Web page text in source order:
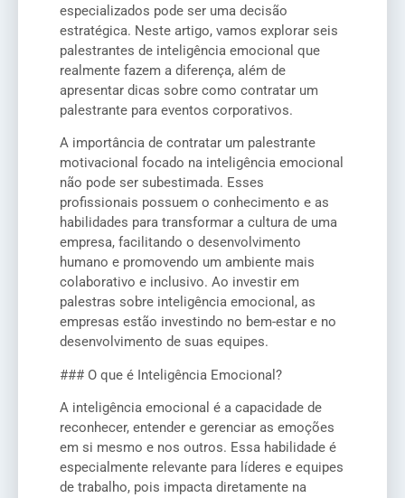
especializados pode ser uma decisão
estratégica. Neste artigo, vamos explorar seis
palestrantes de inteligência emocional que
realmente fazem a diferença, além de
apresentar dicas sobre como contratar um
palestrante para eventos corporativos.
A importância de contratar um palestrante
motivacional focado na inteligência emocional
não pode ser subestimada. Esses
profissionais possuem o conhecimento e as
habilidades para transformar a cultura de uma
empresa, facilitando o desenvolvimento
humano e promovendo um ambiente mais
colaborativo e inclusivo. Ao investir em
palestras sobre inteligência emocional, as
empresas estão investindo no bem-estar e no
desenvolvimento de suas equipes.
### O que é Inteligência Emocional?
A inteligência emocional é a capacidade de
reconhecer, entender e gerenciar as emoções
em si mesmo e nos outros. Essa habilidade é
especialmente relevante para líderes e equipes
de trabalho, pois impacta diretamente na